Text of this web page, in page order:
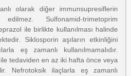
olarak diğer immunsupresiflerin
Sulfonamid-trimetoprim
ile birlikte kullanılması halinde
Siklosporin aşıların etkinliğini
eş zamanlı kullanılmamalıdır.
tedaviden en az iki hafta önce veya
Nefrotoksik ilaçlarla eş zamanlı